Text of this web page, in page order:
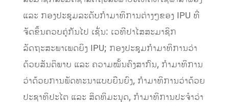
ແລະ ກອງປະຊຸມລະດັບກໍາມາທິການຕ່າງໆຂອງ IPU ທີ່
ຈັດຂຶ້ນຄວບຄູ່ກັນໄປ ເຊັ່ນ: ເວທີປາໄສສະມາຊິກ
ລັດຖະສະພາເພດຍິງ IPU; ກອງປະຊຸມກໍາມາທິການວ່າ
ດ້ວຍສັນຕິພາບ ແລະ ຄວາມໝັ້ນຄົງສາກົນ, ກຳມາທິການ
ວ່າດ້ວຍການພັດທະນາແບບຍືນຍົງ, ກຳມາທິການວ່າດ້ວຍ
ປະຊາທິປະໄຕ ແລະ ສິດທິມະນຸດ, ກຳມາທິການປະຈຳວ່າ